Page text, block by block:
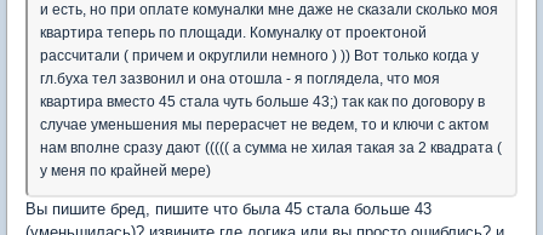
и есть, но при оплате комуналки мне даже не сказали сколько моя
квартира теперь по площади. Комуналку от проектоной
рассчитали ( причем и округлили немного ) )) Вот только когда у
гл.буха тел зазвонил и она отошла - я поглядела, что моя
квартира вместо 45 стала чуть больше 43;) так как по договору в
случае уменьшения мы перерасчет не ведем, то и ключи с актом
нам вполне сразу дают ((((( а сумма не хилая такая за 2 квадрата (
у меня по крайней мере)
Вы пишите бред, пишите что была 45 стала больше 43